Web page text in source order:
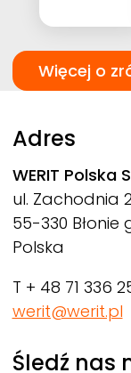
Więcej o
Adres
WERIT Polska
ul. Zachodnia
55-330 Błonie
Polska
T + 48 71 336
werit@werit.pl
Śledź nas